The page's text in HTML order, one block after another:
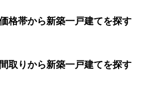
格帯から新築一戸建てを探す
取りから新築一戸建てを探す